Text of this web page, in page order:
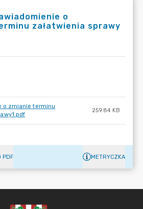
o
załatwienia sprawy
o zmianie terminu
259.84 KB
PDF METRYCZKA